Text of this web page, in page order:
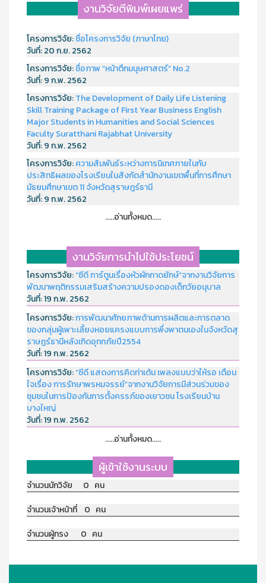
งานวิจัยตีพิมพ์เผยแพร่
โครงการวิจัย:ชื่อโครงการวิจัย (ภาษาไทย)
วันที่:20 ก.ย. 2562
โครงการวิจัย:ชื่อภาพ “หน้าตึกมนุษศาสตร์” No.2
วันที่:9 ก.พ. 2562
โครงการวิจัย:The Development of Daily Life Listening
Skill Training Package of First Year Business English
Major Students in Humanities and Social Sciences
Faculty Suratthani Rajabhat University
วันที่:9 ก.พ. 2562
โครงการวิจัย:ความสัมพันธ์ระหว่างการนิเทศภายในกับ
ประสิทธิผลของโรงเรียนในสังกัดสำนักงานเขตพื้นที่การศึกษา
มัธยมศึกษาเขต 11 จังหวัดสุราษฎร์ธานี
วันที่:9 ก.พ. 2562
.....อ่านทั้งหมด.....
งานวิจัยการนำไปใช้ประโยชน์
โครงการวิจัย:“ซีดี การ์ตูนเรื่องหัวผักกาดยักษ์”จากงานวิจัยการ
พัฒนาพฤติกรรมเสริมสร้างความปรองดองเด็กวัยอนุบาล
วันที่:19 ก.พ. 2562
โครงการวิจัย:การพัฒนาศักยภาพด้านการผลิตและการตลาด
ของกลุ่มผู้เพาะเลี้ยงหอยแครงแบบการพึ่งพาตนเองในจังหวัดสุ
ราษฏร์ธานีหลังเกิดอุทกภัยปี2554
วันที่:19 ก.พ. 2562
โครงการวิจัย:“ซีดี แสดงการคิดท่าเต้น เพลงแบบว่าให้รอ เตือน
ใจเรื่อง การรักษาพรหมจรรย์”จากงานวิจัยการมีส่วนร่วมของ
ชุมชนในการป้องกันการตั้งครรภ์ของเยาวชน โรงเรียนบ้าน
บางใหญ่
วันที่:19 ก.พ. 2562
.....อ่านทั้งหมด.....
ผู้เข้าใช้งานระบบ
จำนวนนักวิจัย 0 คน
จำนวนเจ้าหน้าที่ 0 คน
จำนวนผู้ทรง 0 คน